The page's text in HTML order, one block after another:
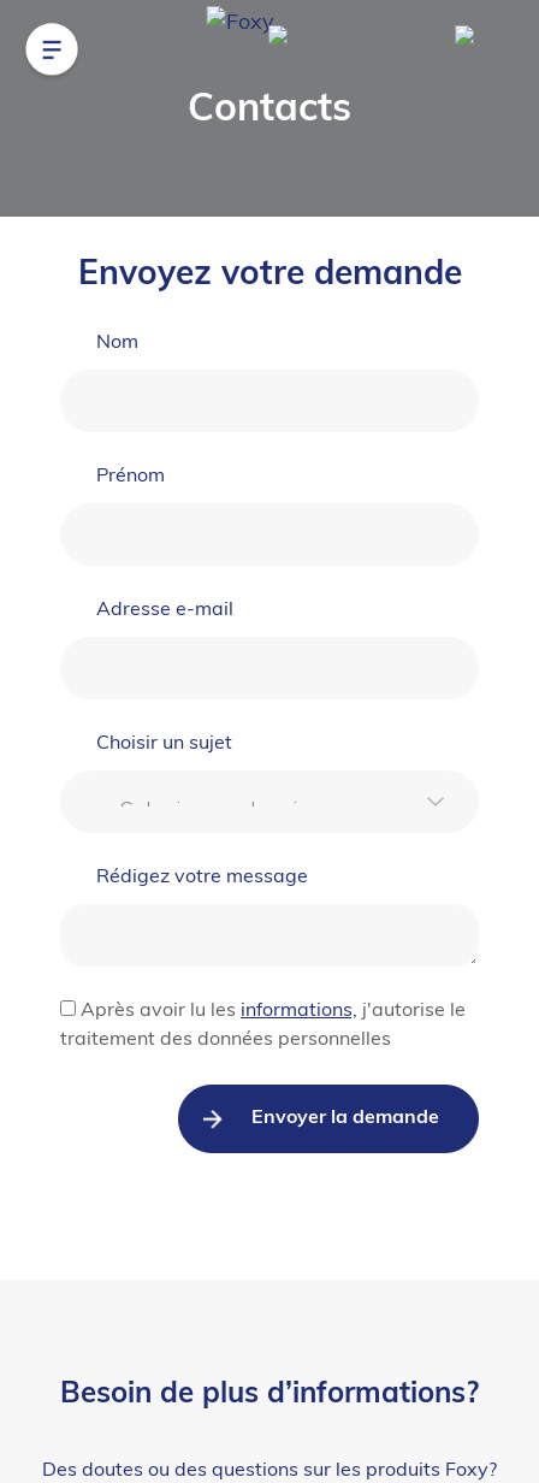
Contacts
Envoyez votre demande
Nom
Prénom
Adresse e-mail
Choisir un sujet
Rédigez votre message
Après avoir lu les informations, j'autorise le
traitement des données personnelles
Besoin de plus d’informations?
Des doutes ou des questions sur les produits Foxy?